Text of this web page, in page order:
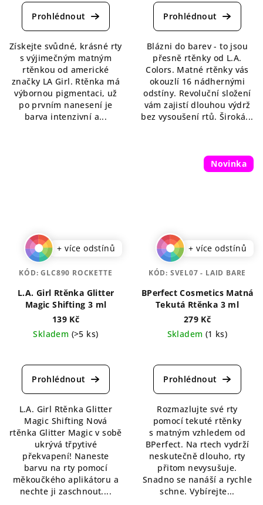
produktu
z
5
hvězdiček.
Získejte svůdné, krásné rty
s výjimečným matným
rtěnkou od americké
značky LA Girl. Rtěnka má
výbornou pigmentaci, už
po prvním nanesení je
barva intenzivní a...
produktu
z
5
hvězdiček.
Blázni do barev - to jsou
přesně rtěnky od L.A.
Colors. Matné rtěnky vás
okouzlí 16 nádhernými
odstíny. Revoluční složení
vám zajistí dlouhou výdrž
bez vysoušení rtů. Široká...
+ více odstínů
L.A. Girl Rtěnka Glitter
Magic Shifting 3 ml
139 Kč
Skladem (>5 ks)
hodnocení
produktu
z
5
hvězdiček.
L.A. Girl Rtěnka Glitter
Magic Shifting Nová
rtěnka Glitter Magic v sobě
ukrývá třpytivé
překvapení! Naneste
barvu na rty pomocí
měkoučkého aplikátoru a
nechte ji zaschnout....
KÓD:GLC890 ROCKETTE
Novinka
+ více odstínů
BPerfect Cosmetics Matná
Tekutá Rtěnka 3 ml
279 Kč
Skladem (1 ks)
hodnocení
produktu
z
5
hvězdiček.
Rozmazlujte své rty
pomocí tekuté rtěnky
s matným vzhledem od
BPerfect. Na rtech vydrží
neskutečně dlouho, rty
přitom nevysušuje.
Snadno se nanáší a rychle
schne. Vybírejte...
KÓD: SVEL07 - LAID BARE